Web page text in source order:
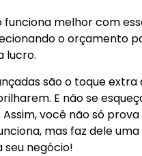
melhor com
o orçamento
lucro.
são o toque extra
E não se
você não só prova
mas faz dele
seu negócio!